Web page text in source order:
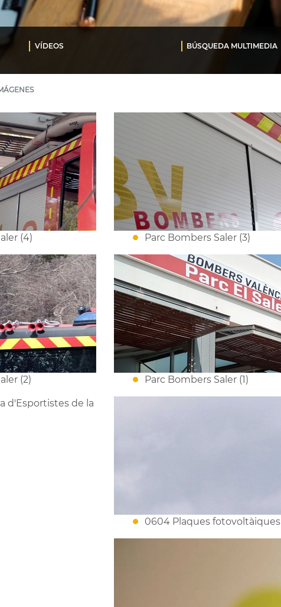
VÍDEOS BÚSQUEDA MULTIMEDIA
(4) Parc Bombers Saler (3)
(2) Parc Bombers Saler (1)
d'Esportistes de la
0604 Plaques fotovoltàiques